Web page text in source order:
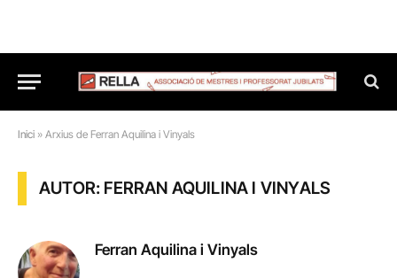
Inici » Arxius de Ferran Aquilina i Vinyals
AUTOR: FERRAN AQUILINA I VINYALS
Ferran Aquilina i Vinyals